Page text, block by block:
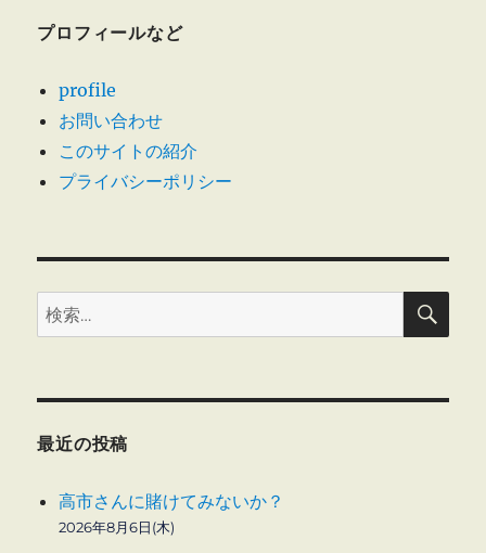
配
出
し
過
ち
た
規
の
プロフィールなど
profile
お問い合わせ
このサイトの紹介
プライバシーポリシー
検
索:
検
最近の投稿
高市さんに賭けてみないか？
2026年8月6日(木)